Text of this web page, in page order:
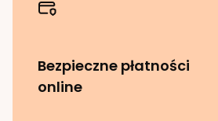
Bezpieczne płatności
online